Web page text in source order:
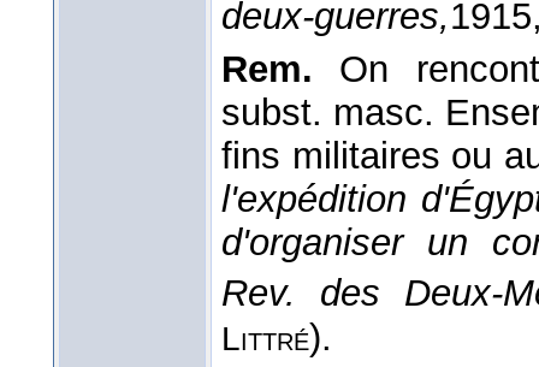
deux-guerres,1915
Rem. On
subst. masc.
fins militaires ou
l'expédition
d'organiser un
Rev. des Deux-
Littré).